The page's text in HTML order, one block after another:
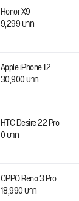
Honor X9
9,299 บาท
Apple iPhone 12
30,900 บาท
HTC Desire 22 Pro
0 บาท
OPPO Reno 3 Pro
18,990 บาท